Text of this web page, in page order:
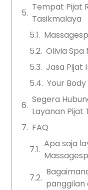
Tempat Pijat
Tasikmalaya
Olivia Spa
Jasa Pijat
Your
Segera
Layanan Pijat
FAQ
Apa saja
panggilan